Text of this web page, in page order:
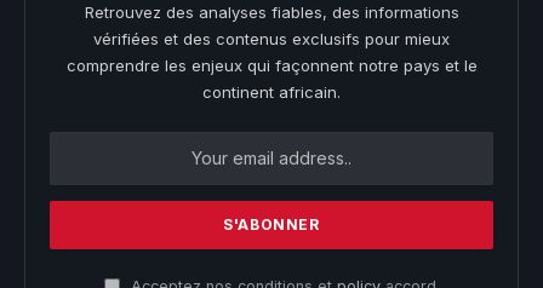
Retrouvez des analyses fiables, des informations
vérifiées et des contenus exclusifs pour mieux
comprendre les enjeux qui façonnent notre pays et le
continent africain.